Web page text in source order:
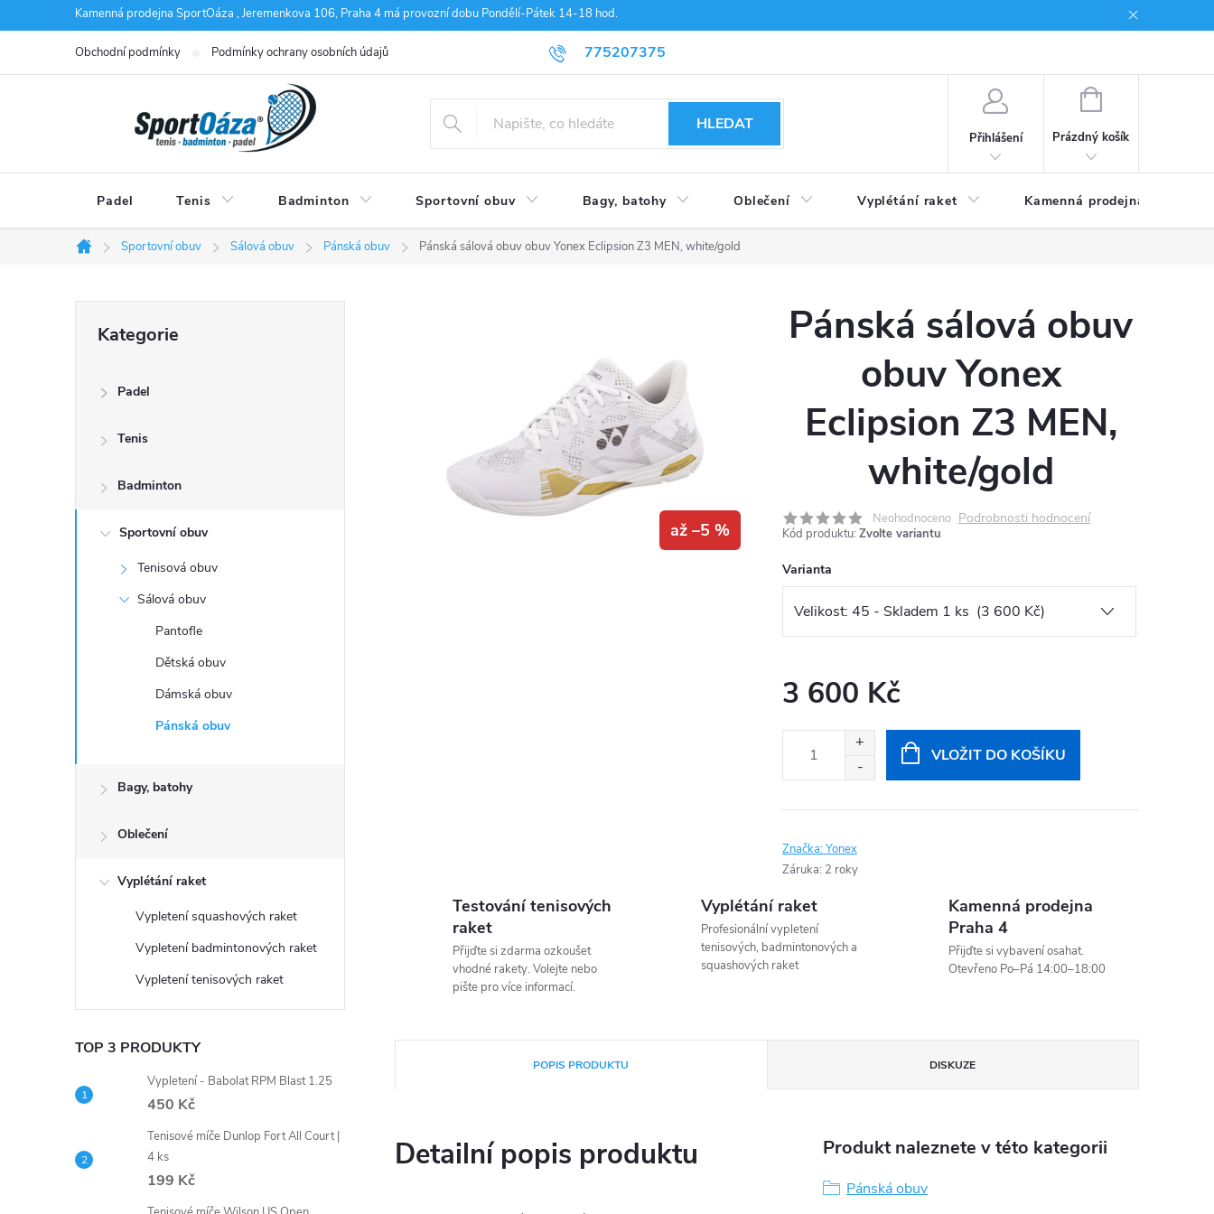
na
Kamenná prodejna SportOáza , Jeremenkova 106, Praha 4 má provozní dobu Pondělí-Pátek 14-18 hod.
775207375
Obchodní podmínky Podmínky ochrany osobních údajů
HLEDAT
Přihlášení
NÁKUPNÍ
Prázdný košík
Padel Tenis Badminton Sportovní obuv Bagy, batohy Oblečení Vyplétání raket Kamenná prodejna
Domů
Sportovní obuv Sálová obuv Pánská obuv Pánská sálová obuv obuv Yonex Eclipsion Z3 MEN, white/gold
r
a
kategorie
Kategorie
Padel
Tenis
Badminton
Sportovní obuv
Tenisová obuv
Sálová obuv
Pantofle
Dětská obuv
Dámská obuv
Pánská obuv
Bagy, batohy
Oblečení
Vyplétání raket
Vypletení squashových raket
Vypletení badmintonových raket
Vypletení tenisových raket
TOP 3 PRODUKTY
Vypletení - Babolat RPM Blast 1.25
450 Kč
Tenisové míče Dunlop Fort All Court |
4 ks
199 Kč
až –5 %
Pánská sálová obuv
obuv Yonex
Eclipsion Z3 MEN,
white/gold
Neohodnoceno Podrobnosti hodnocení
Kód produktu: Zvolte variantu
Varianta
3 600 Kč
VLOŽIT DO KOŠÍKU
Značka:Yonex
Záruka: 2 roky
Testování tenisových
raket
Přijďte si zdarma ozkoušet
vhodné rakety. Volejte nebo
pište pro více informací.
Vyplétání raket
Profesionální vypletení
tenisových, badmintonových a
squashových raket
Kamenná prodejna
Praha 4
Přijďte si vybavení osahat.
Otevřeno Po–Pá 14:00–18:00
POPIS PRODUKTU DISKUZE
Detailní popis produktu Produkt naleznete v této kategorii
Pánská obuv